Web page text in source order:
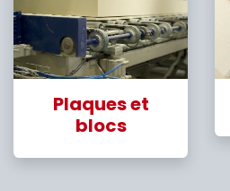
Plaques et
blocs